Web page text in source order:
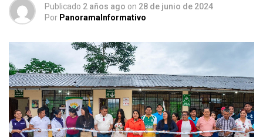
Publicado 2 años ago on 28 de junio de 2024
Por PanoramaInformativo